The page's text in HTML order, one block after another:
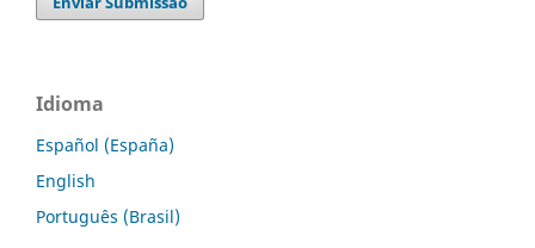
Idioma
Español (España)
English
Português (Brasil)